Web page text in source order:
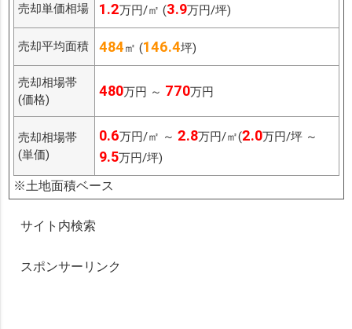
売却単価相場 1.2万円/㎡ (3.9万円/坪)
売却平均面積 484㎡ (146.4坪)
売却相場帯
(価格)
480万円 ～ 770万円
売却相場帯
(単価)
0.6万円/㎡ ～ 2.8万円/㎡(2.0万円/坪 ～
9.5万円/坪)
※土地面積ベース
サイト内検索
スポンサーリンク